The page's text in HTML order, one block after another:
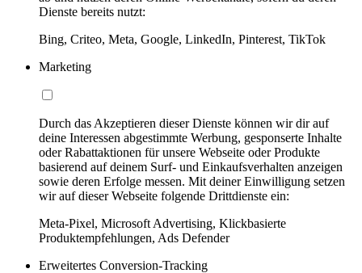
Dienste bereits nutzt:
Bing, Criteo, Meta, Google, LinkedIn, Pinterest, TikTok
Marketing
Durch das Akzeptieren dieser Dienste können wir dir auf
deine Interessen abgestimmte Werbung, gesponserte Inhalte
oder Rabattaktionen für unsere Webseite oder Produkte
basierend auf deinem Surf- und Einkaufsverhalten anzeigen
sowie deren Erfolge messen. Mit deiner Einwilligung setzen
wir auf dieser Webseite folgende Drittdienste ein:
Meta-Pixel, Microsoft Advertising, Klickbasierte
Produktempfehlungen, Ads Defender
Erweitertes Conversion-Tracking